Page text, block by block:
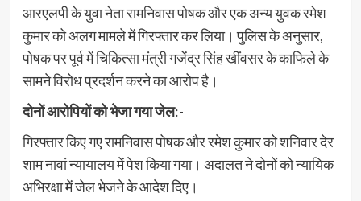
आरएलपी के युवा नेता रामनिवास पोषक और एक अन्य युवक रमेश
कुमार को अलग मामले में गिरफ्तार कर लिया। पुलिस के अनुसार,
पोषक पर पूर्व में चिकित्सा मंत्री गजेंद्र सिंह खींवसर के काफिले के
सामने विरोध प्रदर्शन करने का आरोप है।
दोनों आरोपियों को भेजा गया जेल:-
गिरफ्तार किए गए रामनिवास पोषक और रमेश कुमार को शनिवार देर
शाम नावां न्यायालय में पेश किया गया। अदालत ने दोनों को न्यायिक
अभिरक्षा में जेल भेजने के आदेश दिए।